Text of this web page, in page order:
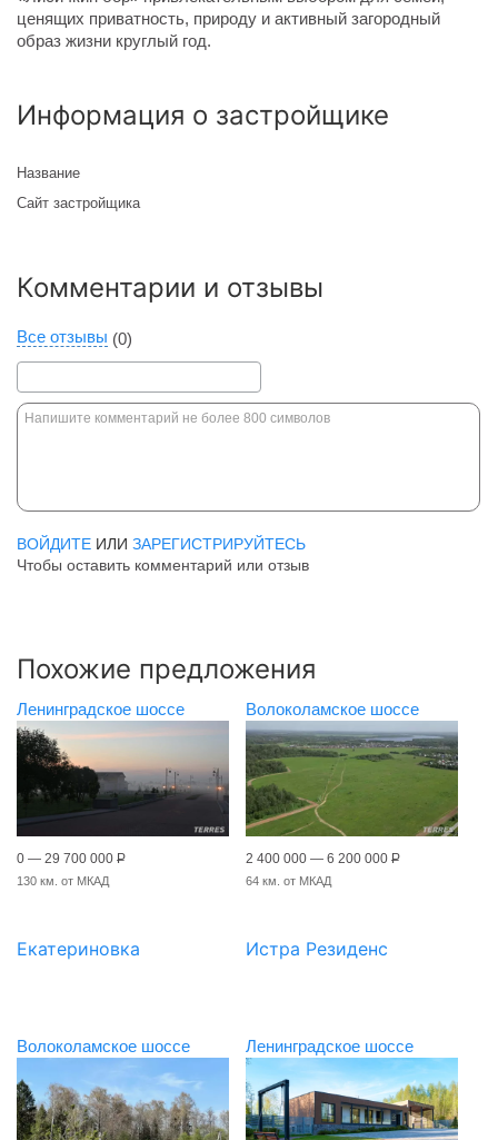
ценящих приватность, природу и активный загородный
образ жизни круглый год.
Информация о застройщике
Название
Сайт застройщика
Комментарии и отзывы
Все отзывы (0)
ВОЙДИТЕ ИЛИ ЗАРЕГИСТРИРУЙТЕСЬ
Чтобы оставить комментарий или отзыв
Похожие предложения
Ленинградское шоссе
0 — 29 700 000 Р
130 км. от МКАД
Екатериновка
Волоколамское шоссе
2 400 000 — 6 200 000 Р
64 км. от МКАД
Истра Резиденс
Волоколамское шоссе Ленинградское шоссе